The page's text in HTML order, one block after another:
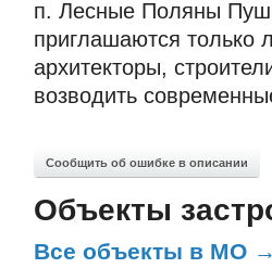
п. Лесные Поляны
приглашаются только
архитекторы,
возводить
Сообщить об ошибке в описании
Объекты
Все объекты в МО →